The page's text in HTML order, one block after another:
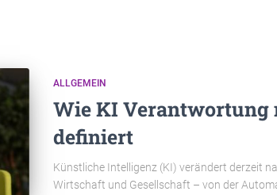
ALLGEMEIN
Wie KI Verantwortung
definiert
Künstliche Intelligenz (KI) verändert derzeit
Wirtschaft und Gesellschaft – von der